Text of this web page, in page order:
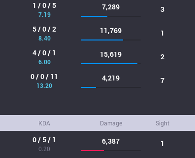
1 / 0 / 5
7.19
7,289 3
5 / 0 / 2
8.40
11,769 1
4 / 0 / 1
6.00
15,619 2
0 / 0 / 11
13.20
4,219 7
KDA Damage Sight
0 / 5 / 1
0.20
6,387 1